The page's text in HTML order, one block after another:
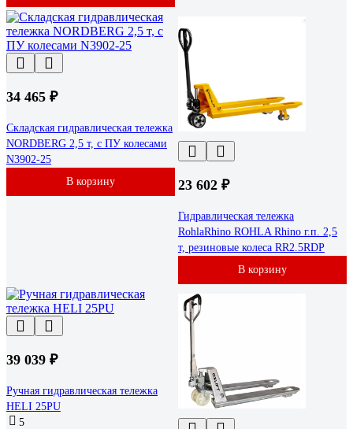
34 465 ₽
Складская гидравлическая тележка
NORDBERG 2,5 т, с ПУ колесами
N3902-25
В корзину
23 602 ₽
Гидравлическая тележка
RohlaRhino ROHLA Rhino г.п. 2,5
т, резиновые колеса RR2.5RDP
В корзину
39 039 ₽
Ручная гидравлическая тележка
HELI 25PU
5